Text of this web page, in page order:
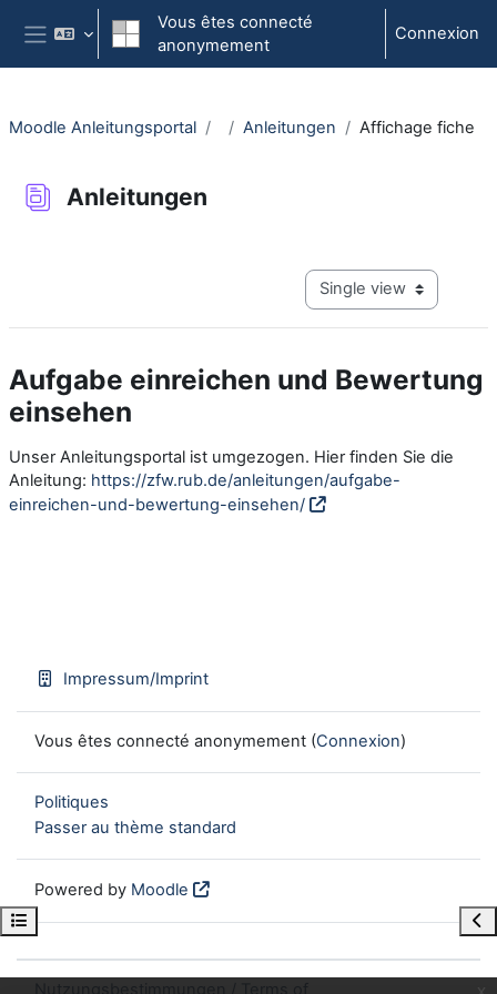
Passer au contenu principal
Panneau latéral
Vous êtes connecté
anonymement
Connexion
Open course index
Moodle Anleitungsportal Anleitungen Affichage fiche
Anleitungen
View mode tertiary
Aufgabe einreichen und Bewertung
einsehen
Unser Anleitungsportal ist umgezogen. Hier finden Sie die
Anleitung: https://zfw.rub.de/anleitungen/aufgabe-
einreichen-und-bewertung-einsehen/
Impressum/Imprint
Vous êtes connecté anonymement (Connexion)
Politiques
Passer au thème standard
Powered by Moodle